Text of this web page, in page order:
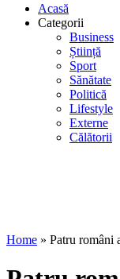
Acasă
Categorii
Business
Știință
Sport
Sănătate
Politică
Lifestyle
Externe
Călătorii
Home » Patru români